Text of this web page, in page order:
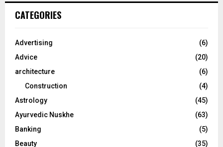
h
o
:
CATEGORIES
Advertising
(6)
Advice
(20)
architecture
(6)
Construction
(4)
Astrology
(45)
Ayurvedic Nuskhe
(63)
Banking
(5)
Beauty
(35)